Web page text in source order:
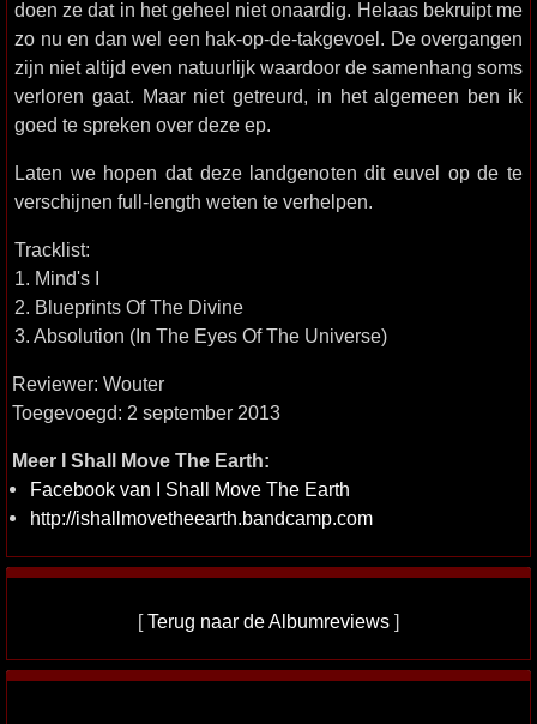
doen ze dat in het geheel niet onaardig. Helaas bekruipt me
zo nu en dan wel een hak-op-de-takgevoel. De overgangen
zijn niet altijd even natuurlijk waardoor de samenhang soms
verloren gaat. Maar niet getreurd, in het algemeen ben ik
goed te spreken over deze ep.
Laten we hopen dat deze landgenoten dit euvel op de te
verschijnen full-length weten te verhelpen.
Tracklist:
1. Mind's I
2. Blueprints Of The Divine
3. Absolution (In The Eyes Of The Universe)
Reviewer: Wouter
Toegevoegd: 2 september 2013
Meer I Shall Move The Earth:
Facebook van I Shall Move The Earth
http://ishallmovetheearth.bandcamp.com
[Terug naar de Albumreviews ]